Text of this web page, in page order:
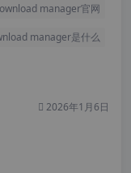
manager官网
manager是什么
2026年1月6日